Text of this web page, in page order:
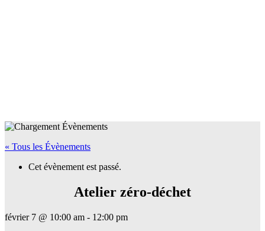
« Tous les Évènements
Cet évènement est passé.
Atelier zéro-déchet
février 7 @ 10:00 am - 12:00 pm